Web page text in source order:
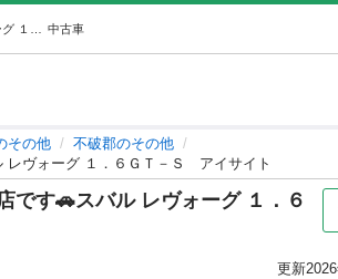
中古車
その他
不破郡のその他
レヴォーグ １．６ＧＴ－Ｓ アイサイト
です🚗スバル レヴォーグ １．６
更新